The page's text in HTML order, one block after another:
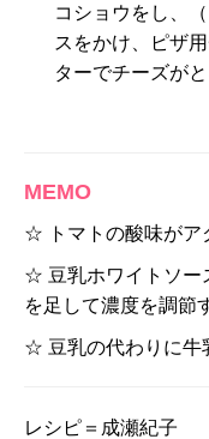
コショウをし、
スをかけ、ピザ
ターでチーズが
MEMO
☆ トマトの酸味がア
☆ 豆乳ホワイトソー
を足して濃度を調節
☆ 豆乳の代わりに牛
レシピ＝成瀬紀子